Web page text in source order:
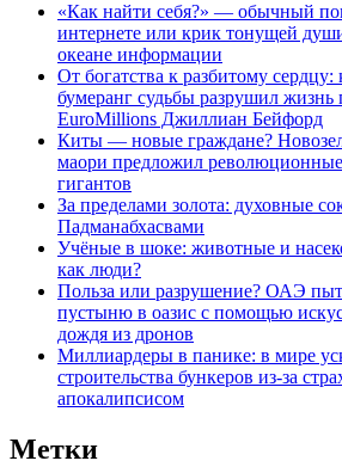
«Как найти себя?» — обычный
интернете или крик тонущей
океане информации
От богатства к разбитому
бумеранг судьбы разрушил жизнь
EuroMillions Джиллиан Бейфорд
Киты — новые граждане?
маори предложил
гигантов
За пределами золота: духовные
Падманабхасвами
Учёные в шоке: животные и
как люди?
Польза или разрушение? ОАЭ
пустыню в оазис с помощью
дождя из дронов
Миллиардеры в панике: в мире
строительства бункеров из-за
апокалипсисом
Метки